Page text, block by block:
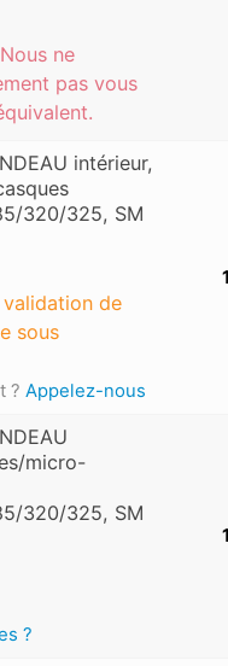
ne
pas vous
intérieur,
320/325, SM
de
sous
? Appelez-nous
micro-
320/325, SM
?